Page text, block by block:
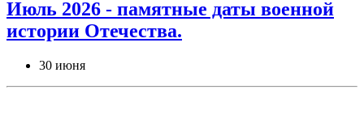
Июль 2026 - памятные даты военной
истории Отечества.
30 июня